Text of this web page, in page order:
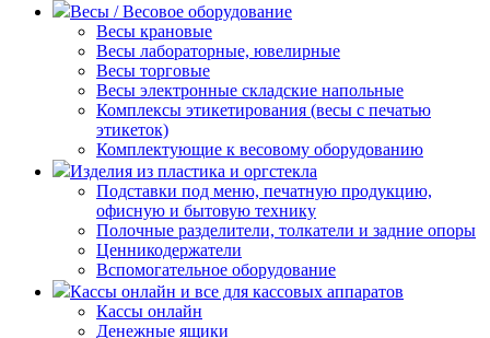
Весы / Весовое оборудование
Весы крановые
Весы лабораторные, ювелирные
Весы торговые
Весы электронные складские напольные
Комплексы этикетирования (весы с печатью
этикеток)
Комплектующие к весовому оборудованию
Изделия из пластика и оргстекла
Подставки под меню, печатную продукцию,
офисную и бытовую технику
Полочные разделители, толкатели и задние опоры
Ценникодержатели
Вспомогательное оборудование
Кассы онлайн и все для кассовых аппаратов
Кассы онлайн
Денежные ящики